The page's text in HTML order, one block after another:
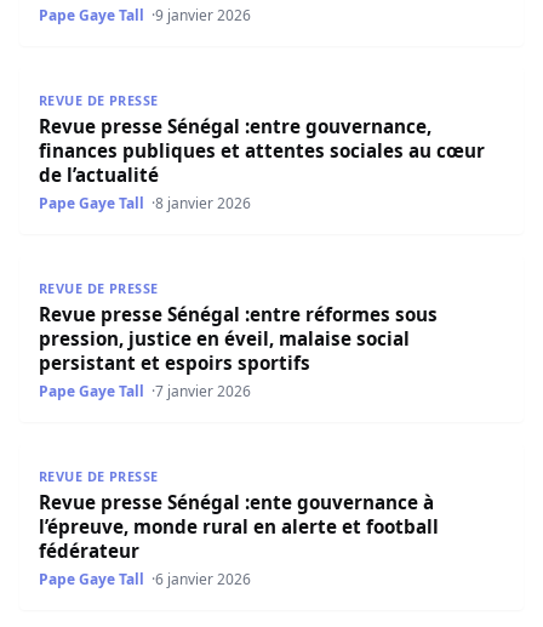
Pape Gaye Tall 9 janvier 2026
REVUE DE PRESSE
Revue presse Sénégal :entre gouvernance,
finances publiques et attentes sociales au cœur
de l’actualité
Pape Gaye Tall 8 janvier 2026
REVUE DE PRESSE
Revue presse Sénégal :entre réformes sous
pression, justice en éveil, malaise social
persistant et espoirs sportifs
Pape Gaye Tall 7 janvier 2026
REVUE DE PRESSE
Revue presse Sénégal :ente gouvernance à
l’épreuve, monde rural en alerte et football
fédérateur
Pape Gaye Tall 6 janvier 2026